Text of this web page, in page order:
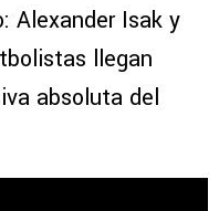
Alexander Isak y
llegan
absoluta del